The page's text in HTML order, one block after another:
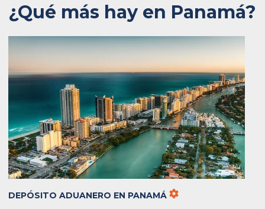
¿Qué más hay en Panamá?
DEPÓSITO ADUANERO EN PANAMÁ